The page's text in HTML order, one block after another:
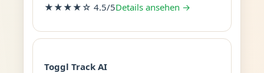
★★★★☆ 4.5/5Details ansehen →
Toggl Track AI